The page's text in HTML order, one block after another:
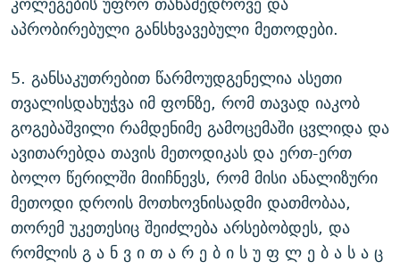
აპრობირებული განსხვავებული მეთოდები.
5. განსაკუთრებით წარმოუდგენელია ასეთი
თვალისდახუჭვა იმ ფონზე, რომ თავად იაკობ
გოგებაშვილი რამდენიმე გამოცემაში ცვლიდა და
ავითარებდა თავის მეთოდიკას და ერთ-ერთ
ბოლო წერილში მიიჩნევს, რომ მისი ანალიზური
მეთოდი დროის მოთხოვნისადმი დათმობაა,
თორემ უკეთესიც შეიძლება არსებობდეს, და
რომლის გ ა ნ ვ ი თ ა რ ე ბ ი ს უ ფ ლ ე ბ ა ს ა ც